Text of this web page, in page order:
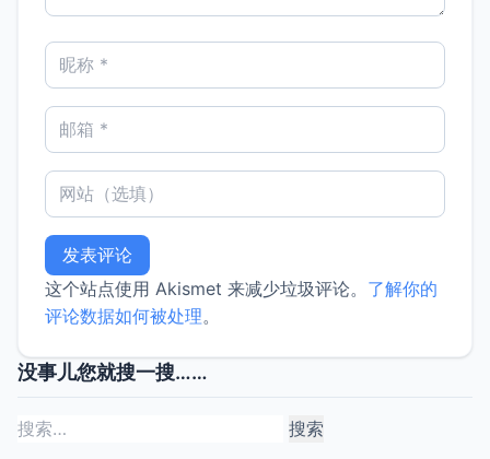
这个站点使用 Akismet 来减少垃圾评论。 了解你的
评论数据如何被处理。
没事儿您就搜一搜……
搜